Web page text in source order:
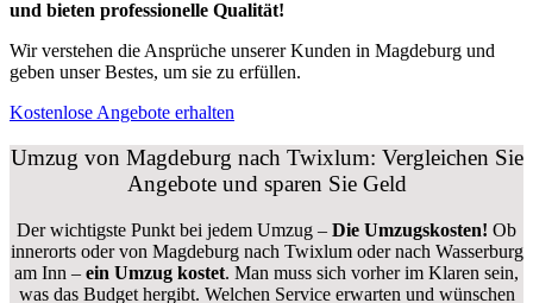
und bieten professionelle Qualität!
Wir verstehen die Ansprüche unserer Kunden in Magdeburg und
geben unser Bestes, um sie zu erfüllen.
Kostenlose Angebote erhalten
Umzug von Magdeburg nach Twixlum: Vergleichen Sie
Angebote und sparen Sie Geld
Der wichtigste Punkt bei jedem Umzug – Die Umzugskosten! Ob
innerorts oder von Magdeburg nach Twixlum oder nach Wasserburg
am Inn – ein Umzug kostet. Man muss sich vorher im Klaren sein,
was das Budget hergibt. Welchen Service erwarten und wünschen